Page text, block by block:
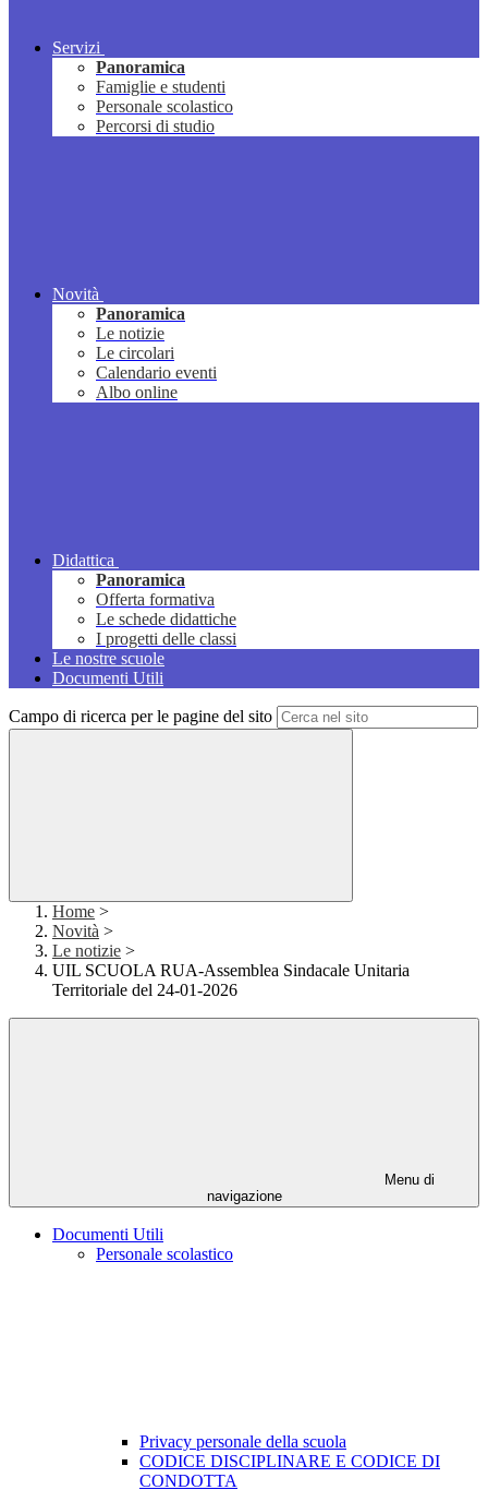
Servizi
Panoramica
Famiglie e studenti
Personale scolastico
Percorsi di studio
Novità
Panoramica
Le notizie
Le circolari
Calendario eventi
Albo online
Didattica
Panoramica
Offerta formativa
Le schede didattiche
I progetti delle classi
Le nostre scuole
Documenti Utili
Campo di ricerca per le pagine del sito
Home >
Novità >
Le notizie >
UIL SCUOLA RUA-Assemblea Sindacale Unitaria
Territoriale del 24-01-2026
Menu di
navigazione
Documenti Utili
Personale scolastico
Privacy personale della scuola
CODICE DISCIPLINARE E CODICE DI
CONDOTTA